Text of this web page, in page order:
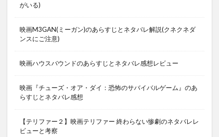
がいる)
映画M3GAN(ミーガン)のあらすじとネタバレ解説(クネクネダ
ンスにご注意)
映画ハウスバウンドのあらすじとネタバレ感想レビュー
映画『チューズ・オア・ダイ：恐怖のサバイバルゲーム』のあ
らすじとネタバレ感想
【テリファー２】映画テリファー 終わらない惨劇のネタバレレ
ビューと考察